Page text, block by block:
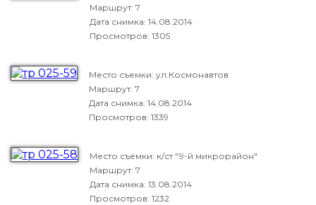
Маршрут: 7
Дата снимка: 14.08.2014
Просмотров: 1305
Место съемки: ул.Космонавтов
Маршрут: 7
Дата снимка: 14.08.2014
Просмотров: 1339
Место съемки: к/ст "9-й микрорайон"
Маршрут: 7
Дата снимка: 13.08.2014
Просмотров: 1232